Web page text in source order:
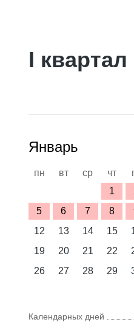
I квартал
Январь
пн вт ср чт
1
5
6 7 8
12
13 14 15
19
20 21 22
26
27 28 29
Календарных дней